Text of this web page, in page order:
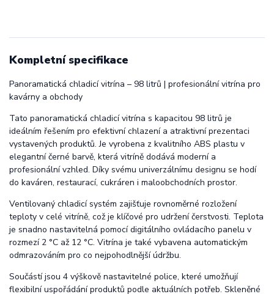
Kompletní specifikace
Panoramatická chladicí vitrína – 98 litrů | profesionální vitrína pro
kavárny a obchody
Tato panoramatická chladicí vitrína s kapacitou 98 litrů je
ideálním řešením pro efektivní chlazení a atraktivní prezentaci
vystavených produktů. Je vyrobena z kvalitního ABS plastu v
elegantní černé barvě, která vitríně dodává moderní a
profesionální vzhled. Díky svému univerzálnímu designu se hodí
do kaváren, restaurací, cukráren i maloobchodních prostor.
Ventilovaný chladicí systém zajišťuje rovnoměrné rozložení
teploty v celé vitríně, což je klíčové pro udržení čerstvosti. Teplota
je snadno nastavitelná pomocí digitálního ovládacího panelu v
rozmezí 2 °C až 12 °C. Vitrína je také vybavena automatickým
odmrazováním pro co nejpohodlnější údržbu.
Součástí jsou 4 výškově nastavitelné police, které umožňují
flexibilní uspořádání produktů podle aktuálních potřeb. Skleněné